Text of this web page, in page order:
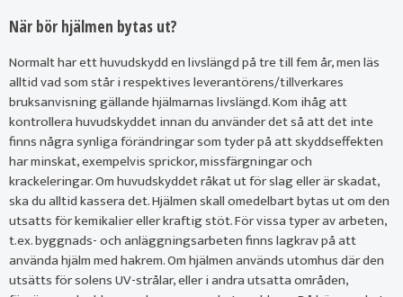
När bör hjälmen bytas ut?
Normalt har ett huvudskydd en livslängd på tre till fem år, men läs
alltid vad som står i respektives leverantörens/tillverkares
bruksanvisning gällande hjälmarnas livslängd. Kom ihåg att
kontrollera huvudskyddet innan du använder det så att det inte
finns några synliga förändringar som tyder på att skyddseffekten
har minskat, exempelvis sprickor, missfärgningar och
krackeleringar. Om huvudskyddet råkat ut för slag eller är skadat,
ska du alltid kassera det. Hjälmen skall omedelbart bytas ut om den
utsatts för kemikalier eller kraftig stöt. För vissa typer av arbeten,
t.ex. byggnads- och anläggningsarbeten finns lagkrav på att
använda hjälm med hakrem. Om hjälmen används utomhus där den
utsätts för solens UV-strålar, eller i andra utsatta områden,